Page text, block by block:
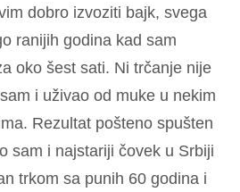
dobro izvoziti bajk, svega
ranijih godina kad sam
oko šest sati. Ni trčanje nije
i uživao od muke u nekim
Rezultat pošteno spušten
sam i najstariji čovek u Srbiji
trkom sa punih 60 godina i